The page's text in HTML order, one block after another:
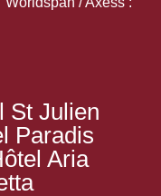
St Julien
Paradis
Aria